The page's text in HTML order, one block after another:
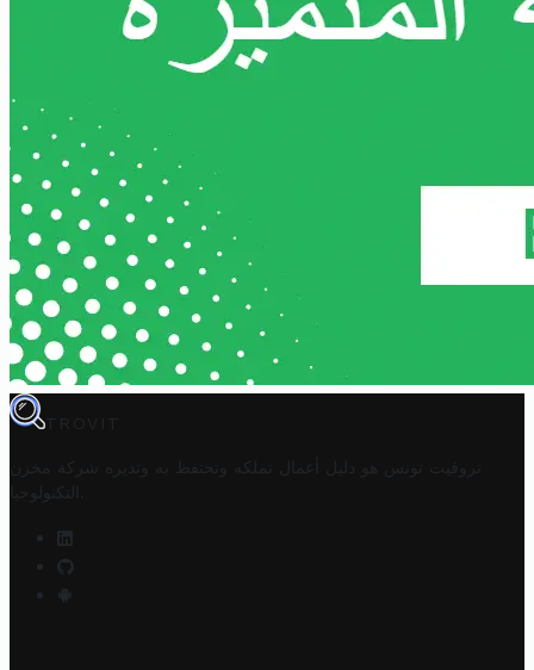
TROVIT
تروفيت تونس هو دليل أعمال تملكه وتحتفظ به وتديره
شركة مخزن
التكنولوجيا